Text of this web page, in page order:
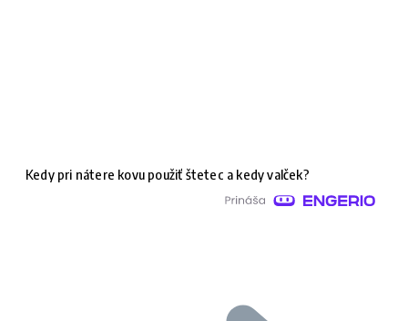
Kedy pri nátere kovu použiť štetec a kedy valček?